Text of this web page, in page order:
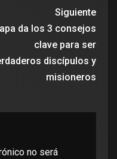
Siguiente
da los 3 consejos
clave para ser
discípulos y
misioneros
no será